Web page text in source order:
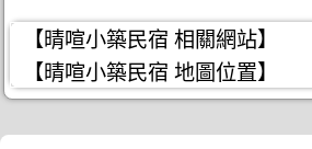
【晴喧小築民宿 相關網站】
【晴喧小築民宿 地圖位置】